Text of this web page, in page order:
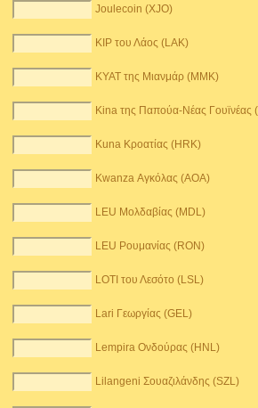
Joulecoin (XJO)
KIP του Λάος (LAK)
KYAT της Μιανμάρ (MMK)
Kina της Παπούα-Νέας Γουϊνέας
Kuna Κροατίας (HRK)
Kwanza Αγκόλας (AOA)
LEU Μολδαβίας (MDL)
LEU Ρουμανίας (RON)
LOTI του Λεσότο (LSL)
Lari Γεωργίας (GEL)
Lempira Ονδούρας (HNL)
Lilangeni Σουαζιλάνδης (SZL)